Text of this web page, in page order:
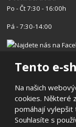
Tento e-
Na našich
cookies. Některé
pomáhají vylepšit
Souhlasíte s
Po - Čt 7:30 - 16:00h
Pá - 7:30-14:00
© 2026, Centrum
Prohlášení o
Reklamace/Vrácení